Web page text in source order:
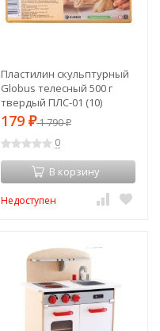
Пластилин скульптурный
Globus телесный 500 г
твердый ПЛС-01 (10)
(66110)
179 ₽1 790₽
0
В корзину
Недоступен